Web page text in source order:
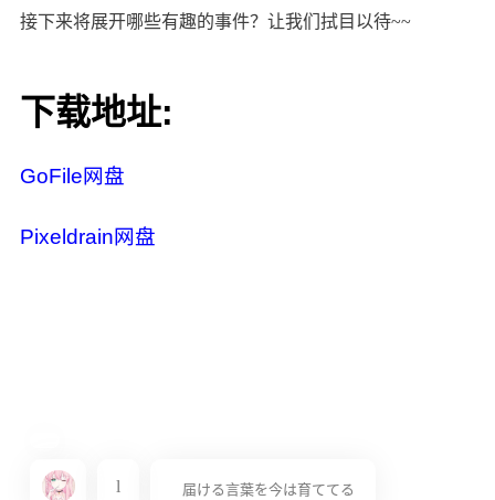
接下来将展开哪些有趣的事件？让我们拭目以待~~
下载地址:
GoFile网盘
Pixeldrain网盘
l 届ける言葉を今は育ててる